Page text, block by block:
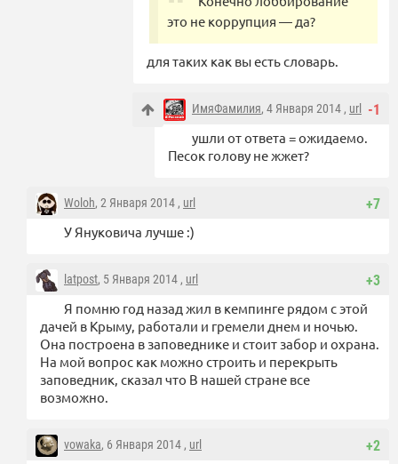
это не коррупция — да?
для таких как вы есть словарь.
-1
ИмяФамилия, 4 Января 2014 , url
ушли от ответа = ожидаемо.
Песок голову не жжет?
+7
Woloh, 2 Января 2014 , url
У Януковича лучше :)
+3
latpost, 5 Января 2014 , url
Я помню год назад жил в кемпинге рядом с этой
дачей в Крыму, работали и гремели днем и ночью.
Она построена в заповеднике и стоит забор и охрана.
На мой вопрос как можно строить и перекрыть
заповедник, сказал что В нашей стране все
возможно.
+2
vowaka, 6 Января 2014 , url